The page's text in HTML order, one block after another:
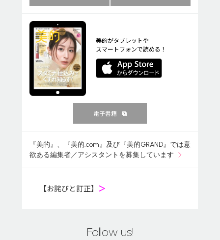
美的がタブレットや
スマートフォンで読める！
電子書籍
『美的』、『美的.com』及び『美的GRAND』では意
欲ある編集者／アシスタントを募集しています
【お詫びと訂正】 ＞
Follow us!